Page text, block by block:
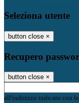
Seleziona utente
button close ×
Recupero
button close ×
all'indirizzo indicato con le